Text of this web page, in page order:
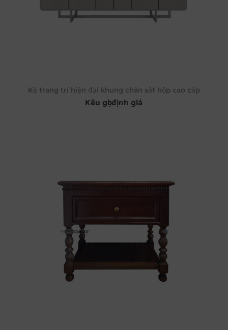
Kệ trang trí hiện đại khung chân sắt hộp cao cấp
Kêu gọi định giá